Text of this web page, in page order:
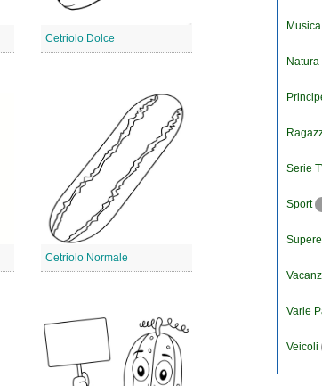
Cetriolo Dolce
Cetriolo Normale
Musica
Natura
Serie
Sport
Varie
Veicoli